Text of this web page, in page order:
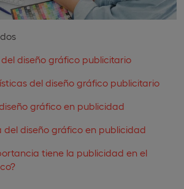
diseño gráfico publicitario
del diseño gráfico publicitario
gráfico en publicidad
del diseño gráfico en publicidad
tiene la publicidad en el